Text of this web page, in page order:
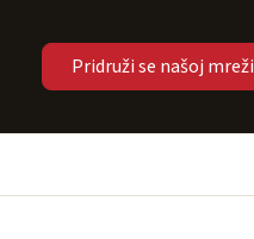
Pridruži se našoj mreži